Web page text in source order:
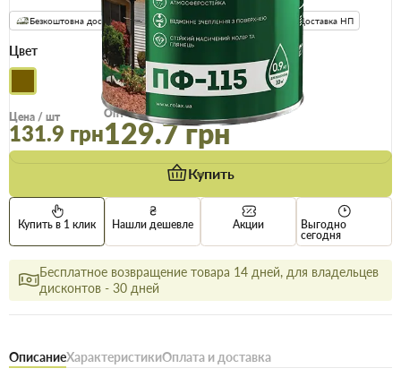
Безкоштовна доставка! Від 15000 грн єВідновлення Доставка НП
Цвет
Цена / шт
131.9 грн
Опт
129.7 грн
Купить
Купить в 1 клик Нашли дешевле Акции
Выгодно
сегодня
Бесплатное возвращение товара 14 дней, для владельцев
дисконтов - 30 дней
ОписаниеХарактеристикиОплата и доставка